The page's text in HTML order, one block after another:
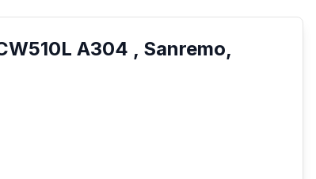
A304 , Sanremo,